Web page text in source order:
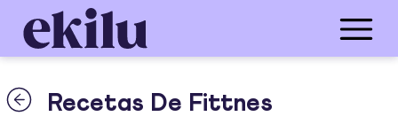
Recetas De Fittnes